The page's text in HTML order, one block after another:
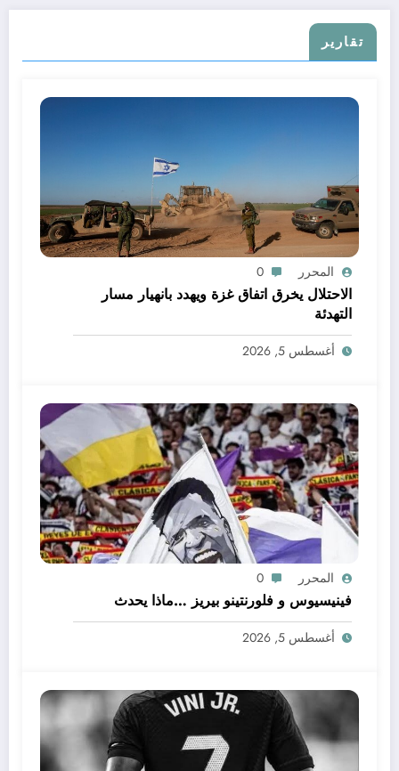
تقارير
المحرر 0
الاحتلال يخرق اتفاق غزة ويهدد بانهيار مسار
التهدئة
أغسطس 5, 2026
المحرر 0
فينيسيوس و فلورنتينو بيريز …ماذا يحدث
أغسطس 5, 2026